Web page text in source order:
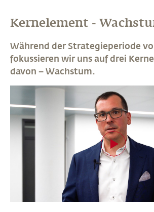
Kernelement -
Während der Strategieperiode
fokussieren wir uns auf drei
davon – Wachstum.